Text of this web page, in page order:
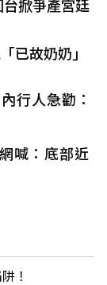
掀爭產宮廷
已故奶奶」
行人急勸：
喊：底部近
！